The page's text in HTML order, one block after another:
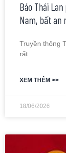
Báo Thái
Nam, bất
Truyền thông
rất
XEM THÊM >>
18/06/2026